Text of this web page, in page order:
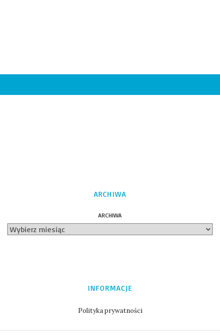
ARCHIWA
ARCHIWA
INFORMACJE
Polityka prywatności